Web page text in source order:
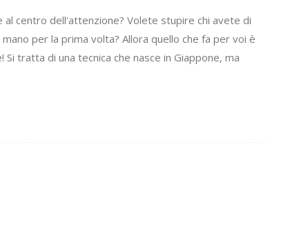
centro dell'attenzione? Volete stupire chi avete di
per la prima volta? Allora quello che fa per voi è
tratta di una tecnica che nasce in Giappone, ma